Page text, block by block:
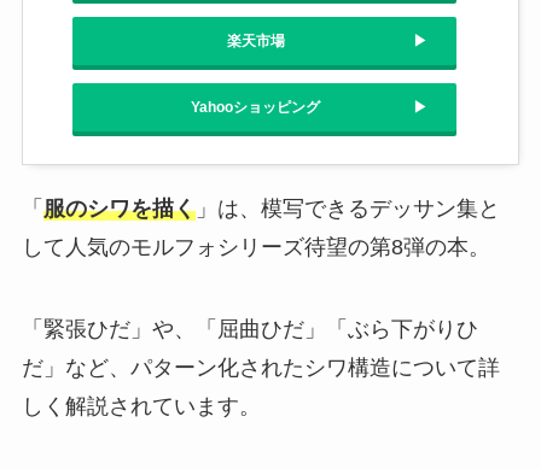
楽天市場
Yahooショッピング
「 服のシワを描く」は、模写できるデッサン集と
して人気のモルフォシリーズ待望の第8弾の本。
「緊張ひだ」や、「屈曲ひだ」「ぶら下がりひ
だ」など、パターン化されたシワ構造について詳
しく解説されています。